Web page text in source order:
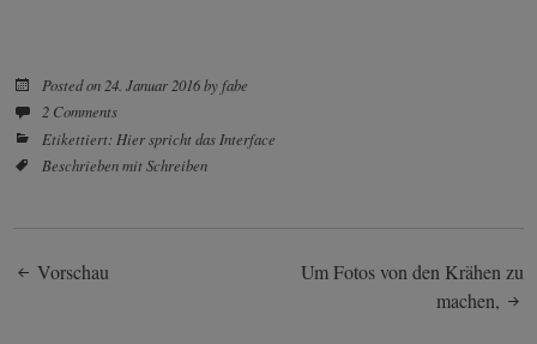
Posted on 24. Januar 2016by fabe
2 Comments
Etikettiert: Hier spricht das Interface
Beschrieben mitSchreiben
Post
Vorschau
Um Fotos von den Krähen zu
machen,